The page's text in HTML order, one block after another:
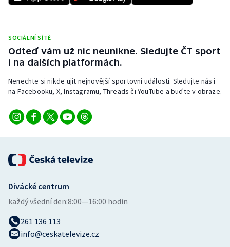
Triatlon
Veslování
Vodní slalom
Ostatní
SOCIÁLNÍ SÍTĚ
Odteď vám už nic neunikne. Sledujte ČT sport
i na dalších platformách.
Nenechte si nikde ujít nejnovější sportovní události. Sledujte nás i
na Facebooku, X, Instagramu, Threads či YouTube a buďte v obraze.
Divácké centrum
každý všední den:8:00—16:00 hodin
261 136 113
info@ceskatelevize.cz